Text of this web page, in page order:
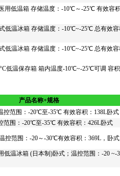
用低温箱 存储温度：-10℃～-25℃ 有效容积
低温冰箱 存储温度：-10℃~-25℃ 总有效容
低温冰箱 存储温度：-10℃~-25℃ 总有效容
低温保存箱 箱内温度-10℃~-25℃可调 容
产品名称+规格
控范围：-20℃至-35℃ 有效容积：138L卧式
范围：-20℃至-35℃ 有效容积：426L卧式
控范围：-20～-30℃有效容积：369L，卧式
低温冰箱 (日本制)卧式；温控范围：-20 ~-